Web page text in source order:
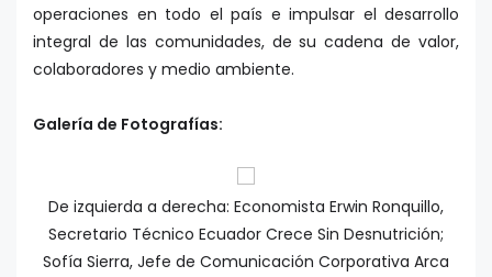
operaciones en todo el país e impulsar el desarrollo
integral de las comunidades, de su cadena de valor,
colaboradores y medio ambiente.
Galería de Fotografías:
De izquierda a derecha: Economista Erwin Ronquillo,
Secretario Técnico Ecuador Crece Sin Desnutrición;
Sofía Sierra, Jefe de Comunicación Corporativa Arca